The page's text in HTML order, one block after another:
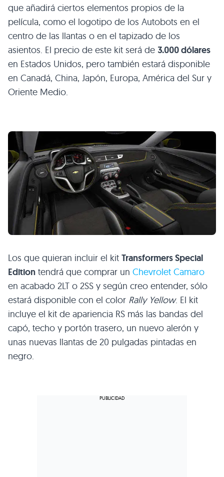
que añadirá ciertos elementos propios de la
película, como el logotipo de los Autobots en el
centro de las llantas o en el tapizado de los
asientos. El precio de este kit será de 3.000 dólares
en Estados Unidos, pero también estará disponible
en Canadá, China, Japón, Europa, América del Sur y
Oriente Medio.
Los que quieran incluir el kit Transformers Special
Edition tendrá que comprar un Chevrolet Camaro
en acabado 2LT o 2SS y según creo entender, sólo
estará disponible con el color Rally Yellow. El kit
incluye el kit de apariencia RS más las bandas del
capó, techo y portón trasero, un nuevo alerón y
unas nuevas llantas de 20 pulgadas pintadas en
negro.